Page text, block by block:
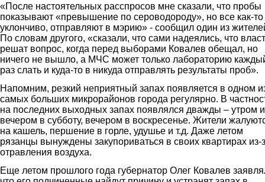
«После настоятельных расспросов мне сказали, что пробы
показывают «превышение по сероводороду», но все как-то
уклончиво, отправляют в мэрию» - сообщил один из
По словам другого, «сказали, что сами надеялись, что
решат вопрос, когда перед выборами Ковалев обещал, но
ничего не вышло, а МЧС может только лабораторию
раз слать и куда-то в никуда отправлять результаты проб».
Напомним, резкий неприятный запах появляется в одном
самых больших микрорайонов города регулярно. В
на последних выходных запах появлялся дважды – утром и
вечером в субботу, вечером в воскресенье. Жители
на кашель, першение в горле, удушье и т.д. Даже летом
рязанцы вынуждены закупориваться в своих квартирах из-
отравления воздуха.
Еще летом прошлого года губернатор Олег Ковалев